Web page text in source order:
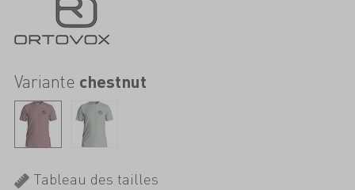
Variante chestnut
Tableau des tailles